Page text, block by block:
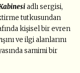
adlı sergisi,
tutkusundan
kişisel bir evren
ve ilgi alanlarını
samimi bir